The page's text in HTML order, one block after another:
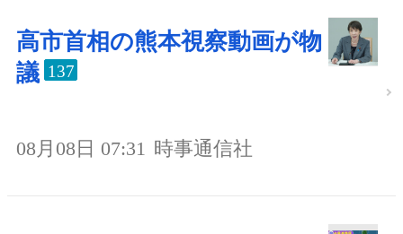
高市首相の熊本視察動画が物
議 137
08月08日 07:31 時事通信社